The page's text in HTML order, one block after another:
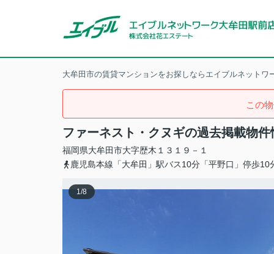
大牟田市の賃貸マンションをお探しならエイブルネットワ
この
ファーネスト・クヌギの過去掲載物件
福岡県大牟田市大字歴木 １３１９－１
鹿児島本線「大牟田」駅バス10分「平野口」停歩10
1/8